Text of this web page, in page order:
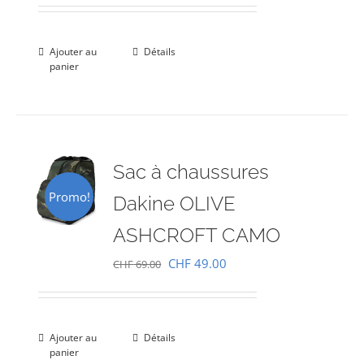
était :
Ajouter au
panier
Détails
Promo!
Sac à chaussures
Dakine OLIVE
ASHCROFT CAMO
CHF69.00 Le
était :
CHF 49.00
Ajouter au
panier
Détails